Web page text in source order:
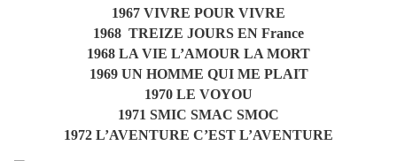
1967 VIVRE POUR VIVRE
1968 TREIZE JOURS EN France
1968 LA VIE L’AMOUR LA MORT
1969 UN HOMME QUI ME PLAIT
1970 LE VOYOU
1971 SMIC SMAC SMOC
1972 L’AVENTURE C’EST L’AVENTURE